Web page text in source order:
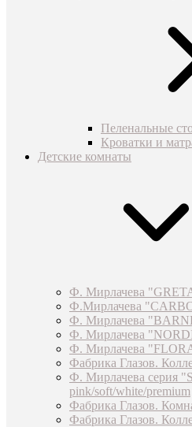
Пеленальные
Кроватки и
Детские комнаты
Ф. Мирлачева
Ф.Мирлачева
Ф. Мирлачева
Ф. Мирлачева
Ф. Мирлачева
Фабрика Глазов.
Ф. Мирлачева серия
pink/soft/white/premium
Фабрика Глазов.
Фабрика Глазов.